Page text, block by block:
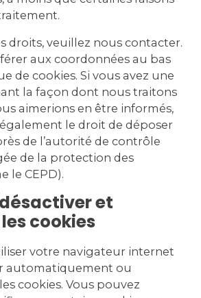
droits, veuillez nous contacter.
aux coordonnées au bas
de cookies. Si vous avez une
la façon dont nous traitons
aimerions en être informés,
le droit de déposer
de l’autorité de contrôle
de la protection des
le CEPD).
et
cookies
votre navigateur internet
automatiquement ou
cookies. Vous pouvez